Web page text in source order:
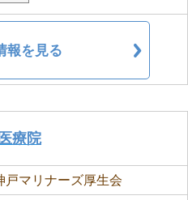
報を見る
療院
戸マリナーズ厚生会